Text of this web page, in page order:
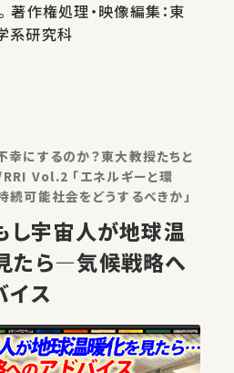
東
系研究科
幸にするのか？東大教授たちと
Vol.2 「エネルギーと環
可能社会をどうするべきか」
たら―気候戦略へ
イス